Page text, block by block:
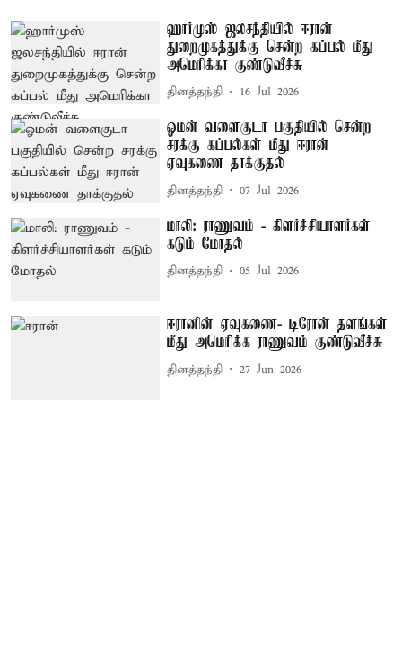
ஹார்முஸ் ஜலசந்தியில் ஈரான்
துறைமுகத்துக்கு சென்ற கப்பல் மீது
அமெரிக்கா குண்டுவீச்சு
தினத்தந்தி 16 Jul 2026
ஓமன் வளைகுடா பகுதியில் சென்ற
சரக்கு கப்பல்கள் மீது ஈரான்
ஏவுகணை தாக்குதல்
தினத்தந்தி 07 Jul 2026
மாலி: ராணுவம் - கிளர்ச்சியாளர்கள்
கடும் மோதல்
தினத்தந்தி 05 Jul 2026
ஈரானின் ஏவுகணை- டிரோன் தளங்கள்
மீது அமெரிக்க ராணுவம் குண்டுவீச்சு
தினத்தந்தி 27 Jun 2026